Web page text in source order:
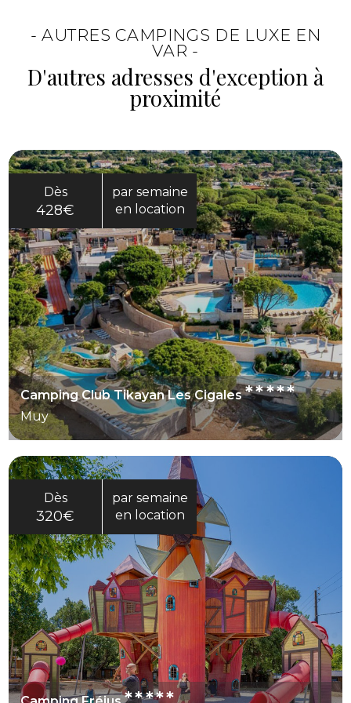
pour mêler détente sur place et petites
- AUTRES CAMPINGS DE LUXE EN
VAR -
D'autres adresses d'exception à
proximité
Dès
428€
par semaine
en location
Camping Club Tikayan Les Cigales*****
Muy
Dès
320€
par semaine
en location
*****